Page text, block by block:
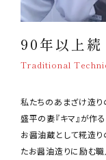
90年以上
Traditional
私たちのあまざけ造
盛平の妻『キマ』が作
お醤油蔵として糀造
たお醤油造りに励む職